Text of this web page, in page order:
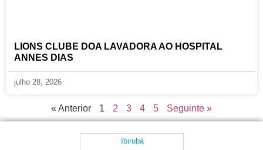
LIONS CLUBE DOA LAVADORA AO HOSPITAL
ANNES DIAS
julho 28, 2026
« Anterior 1 2 3 4 5 Seguinte »